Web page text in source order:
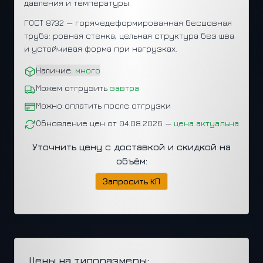
давления и температуры.
ГОСТ 8732 — горячедеформированная бесшовная
труба: ровная стенка, цельная структура без шва
и устойчивая форма при нагрузках.
Наличие: много
Можем отгрузить завтра
Можно оплатить после отгрузки
Обновление цен от 04.08.2026 — цена актуальна
Уточнить цену с доставкой и скидкой на
объём:
Запросить КП
Цены на типоразмеры: